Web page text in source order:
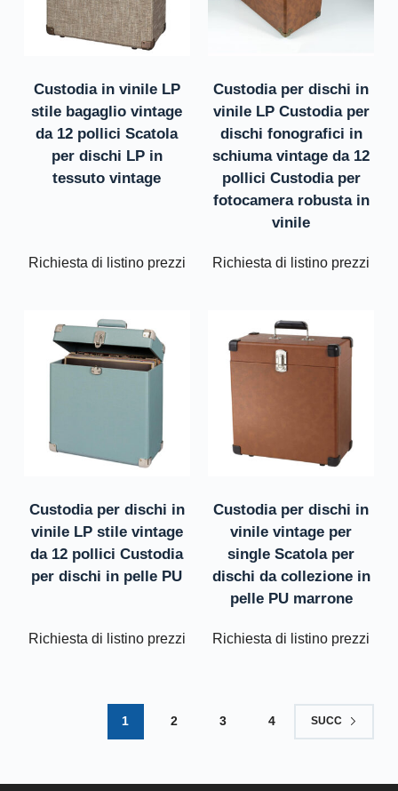
Custodia in vinile LP
stile bagaglio vintage
da 12 pollici Scatola
per dischi LP in
tessuto vintage
Richiesta di listino prezzi
Custodia per dischi in
vinile LP Custodia per
dischi fonografici in
schiuma vintage da 12
pollici Custodia per
fotocamera robusta in
vinile
Richiesta di listino prezzi
Custodia per dischi in
vinile LP stile vintage
da 12 pollici Custodia
per dischi in pelle PU
Richiesta di listino prezzi
Custodia per dischi in
vinile vintage per
single Scatola per
dischi da collezione in
pelle PU marrone
Richiesta di listino prezzi
1 2 3 4 SUCC